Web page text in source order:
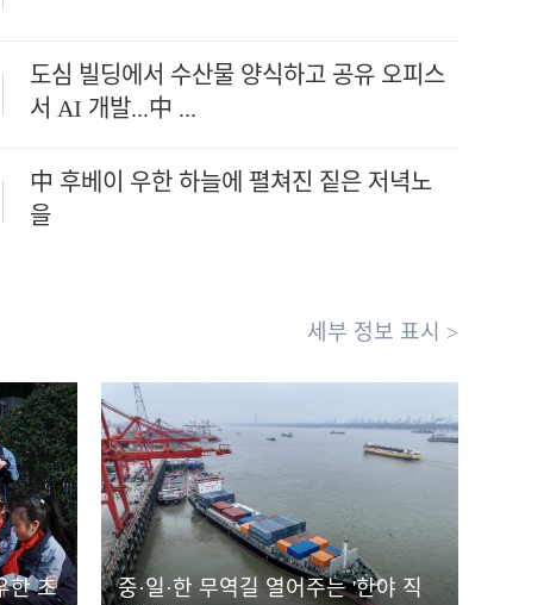
도심 빌딩에서 수산물 양식하고 공유 오피스
서 AI 개발...中 ...
中 후베이 우한 하늘에 펼쳐진 짙은 저녁노
을
세부 정보 표시 >
한 초
중·일·한 무역길 열어주는 '한야 직